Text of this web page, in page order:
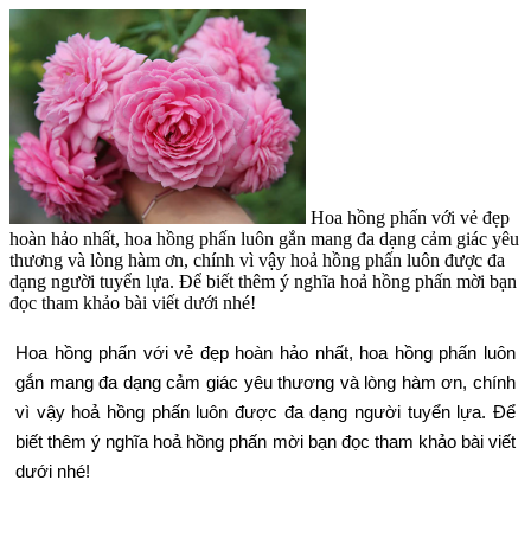
Hoa hồng phấn với vẻ đẹp
hoàn hảo nhất, hoa hồng phấn luôn gắn mang đa dạng cảm giác yêu
thương và lòng hàm ơn, chính vì vậy hoả hồng phấn luôn được đa
dạng người tuyển lựa. Để biết thêm ý nghĩa hoả hồng phấn mời bạn
đọc tham khảo bài viết dưới nhé!
Hoa hồng phấn với vẻ đẹp hoàn hảo nhất, hoa hồng phấn luôn
gắn mang đa dạng cảm giác yêu thương và lòng hàm ơn, chính
vì vậy hoả hồng phấn luôn được đa dạng người tuyển lựa. Để
biết thêm ý nghĩa hoả hồng phấn mời bạn đọc tham khảo bài viết
dưới nhé!